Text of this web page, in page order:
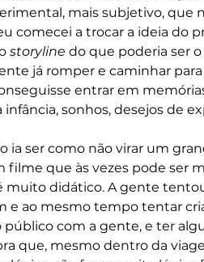
mais subjetivo, que
comecei a trocar a ideia do
storyline do que poderia ser
já romper e caminhar
entrar em
sonhos, desejos de
ia ser como não virar um
filme que às vezes pode ser
muito didático. A gente
e ao mesmo tempo tentar
público com a gente, e ter
que, mesmo dentro da